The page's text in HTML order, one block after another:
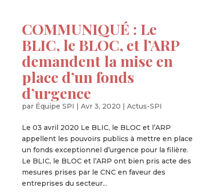
COMMUNIQUÉ : Le
BLIC, le BLOC, et l’ARP
demandent la mise en
place d’un fonds
d’urgence
par Équipe SPI | Avr 3, 2020 | Actus-SPI
Le 03 avril 2020 Le BLIC, le BLOC et l’ARP
appellent les pouvoirs publics à mettre en place
un fonds exceptionnel d’urgence pour la filière.
Le BLIC, le BLOC et l’ARP ont bien pris acte des
mesures prises par le CNC en faveur des
entreprises du secteur...